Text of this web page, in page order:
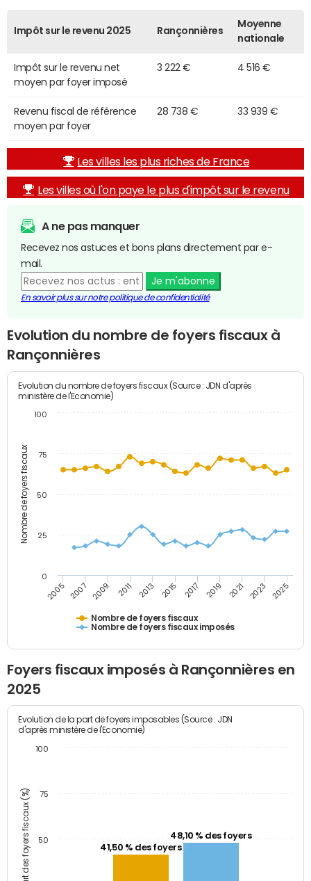
Impôt sur le revenu 2025 Rançonnières
Moyenne
nationale
Impôt sur le revenu net
moyen par foyer imposé
3 222 € 4 516 €
Revenu fiscal de référence
moyen par foyer
28 738 € 33 939 €
Les villes les plus riches de France
Les villes où l'on paye le plus d'impôt sur le revenu
A ne pas manquer
Recevez nos astuces et bons plans directement par e-
mail.
Je m'abonne
En savoir plus sur notre politique de confidentialité
Evolution du nombre de foyers fiscaux à
Rançonnières
Nombre de foyers fiscaux
Evolution du nombre de foyers fiscaux (Source : JDN d'après
ministère de l'Economie)
Nombre de foyers fiscaux
Nombre de foyers fiscaux imposés
2005 2007 2009 2011 2013 2015 2017 2019 2021 2023 2025
0
25
50
75
100
Foyers fiscaux imposés à Rançonnières en
2025
Part des foyers fiscaux (%)
Evolution de la part de foyers imposables (Source : JDN
d'après ministère de l'Economie)
41,50 % des foyers
48,10 % des foyers
50
75
100